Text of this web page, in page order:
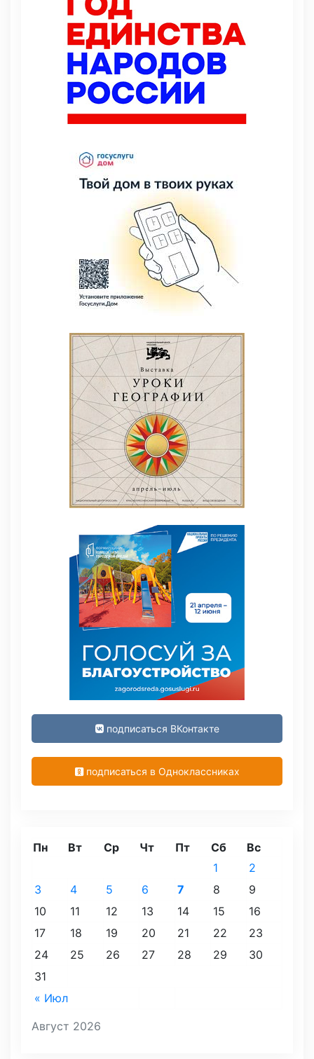
подписаться ВКонтакте
подписаться в Одноклассниках
Август 2026
Пн Вт Ср Чт Пт Сб Вс
« Июл
1
2
3
4 5 6 7 8
9
10
11 12 13 14 15
16
17
18 19 20 21 22
23
24
25 26 27 28 29
30
31